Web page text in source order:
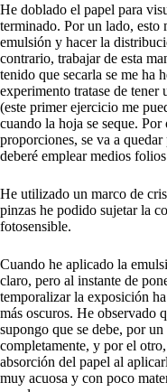
He doblado el papel para
terminado. Por un lado, esto
emulsión y hacer la
contrario, trabajar de esta
tenido que secarla se me ha
experimento tratase de
(este primer ejercicio me
cuando la hoja se seque.
proporciones, se va a
deberé emplear medios
He utilizado un marco de
pinzas he podido sujetar la
fotosensible.
Cuando he aplicado la
claro, pero al instante de
temporalizar la exposición
más oscuros. He observado
supongo que se debe, por
completamente, y por el
absorción del papel al
muy acuosa y con poco